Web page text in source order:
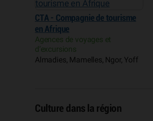
CTA - Compagnie de tourisme
en Afrique
Agences de voyages et
d’excursions
Almadies, Mamelles, Ngor, Yoff
Culture dans la région